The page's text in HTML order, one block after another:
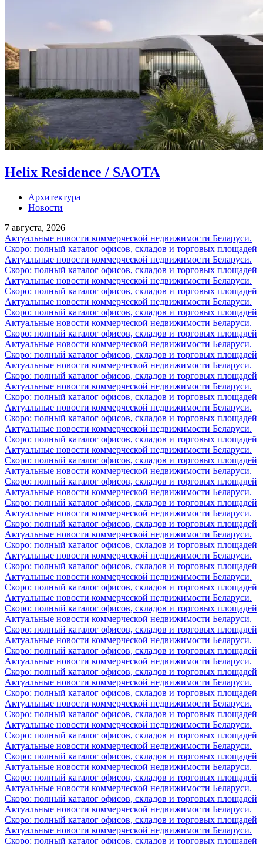
Helix Residence / SAOTA
Архитектура
Новости
7 августа, 2026
Актуальные новости коммерческой недвижимости Беларуси.
Скоро: полный каталог офисов, складов и торговых площадей
Актуальные новости коммерческой недвижимости Беларуси.
Скоро: полный каталог офисов, складов и торговых площадей
Актуальные новости коммерческой недвижимости Беларуси.
Скоро: полный каталог офисов, складов и торговых площадей
Актуальные новости коммерческой недвижимости Беларуси.
Скоро: полный каталог офисов, складов и торговых площадей
Актуальные новости коммерческой недвижимости Беларуси.
Скоро: полный каталог офисов, складов и торговых площадей
Актуальные новости коммерческой недвижимости Беларуси.
Скоро: полный каталог офисов, складов и торговых площадей
Актуальные новости коммерческой недвижимости Беларуси.
Скоро: полный каталог офисов, складов и торговых площадей
Актуальные новости коммерческой недвижимости Беларуси.
Скоро: полный каталог офисов, складов и торговых площадей
Актуальные новости коммерческой недвижимости Беларуси.
Скоро: полный каталог офисов, складов и торговых площадей
Актуальные новости коммерческой недвижимости Беларуси.
Скоро: полный каталог офисов, складов и торговых площадей
Актуальные новости коммерческой недвижимости Беларуси.
Скоро: полный каталог офисов, складов и торговых площадей
Актуальные новости коммерческой недвижимости Беларуси.
Скоро: полный каталог офисов, складов и торговых площадей
Актуальные новости коммерческой недвижимости Беларуси.
Скоро: полный каталог офисов, складов и торговых площадей
Актуальные новости коммерческой недвижимости Беларуси.
Скоро: полный каталог офисов, складов и торговых площадей
Актуальные новости коммерческой недвижимости Беларуси.
Скоро: полный каталог офисов, складов и торговых площадей
Актуальные новости коммерческой недвижимости Беларуси.
Скоро: полный каталог офисов, складов и торговых площадей
Актуальные новости коммерческой недвижимости Беларуси.
Скоро: полный каталог офисов, складов и торговых площадей
Актуальные новости коммерческой недвижимости Беларуси.
Скоро: полный каталог офисов, складов и торговых площадей
Актуальные новости коммерческой недвижимости Беларуси.
Скоро: полный каталог офисов, складов и торговых площадей
Актуальные новости коммерческой недвижимости Беларуси.
Скоро: полный каталог офисов, складов и торговых площадей
Актуальные новости коммерческой недвижимости Беларуси.
Скоро: полный каталог офисов, складов и торговых площадей
Актуальные новости коммерческой недвижимости Беларуси.
Скоро: полный каталог офисов, складов и торговых площадей
Актуальные новости коммерческой недвижимости Беларуси.
Скоро: полный каталог офисов, складов и торговых площадей
Актуальные новости коммерческой недвижимости Беларуси.
Скоро: полный каталог офисов, складов и торговых площадей
Актуальные новости коммерческой недвижимости Беларуси.
Скоро: полный каталог офисов, складов и торговых площадей
Актуальные новости коммерческой недвижимости Беларуси.
Скоро: полный каталог офисов, складов и торговых площадей
Актуальные новости коммерческой недвижимости Беларуси.
Скоро: полный каталог офисов, складов и торговых площадей
Актуальные новости коммерческой недвижимости Беларуси.
Скоро: полный каталог офисов, складов и торговых площадей
Актуальные новости коммерческой недвижимости Беларуси.
Скоро: полный каталог офисов, складов и торговых площадей